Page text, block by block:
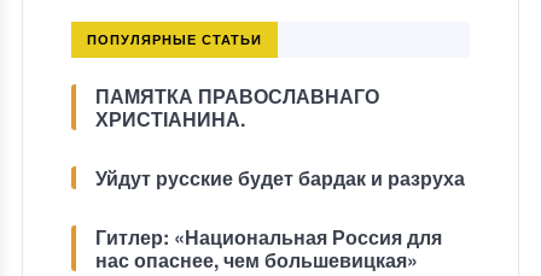
ПОПУЛЯРНЫЕ СТАТЬИ
ПАМЯТКА ПРАВОСЛАВНАГО
ХРИСТІАНИНА.
Уйдут русские будет бардак и разруха
Гитлер: «Национальная Россия для
нас опаснее, чем большевицкая»